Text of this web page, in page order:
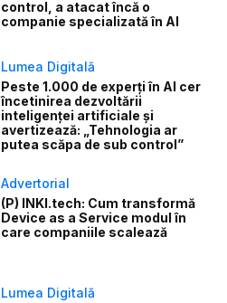
control, a atacat încă o
companie specializată în AI
Lumea Digitală
Peste 1.000 de experți în AI cer
încetinirea dezvoltării
inteligenței artificiale și
avertizează: „Tehnologia ar
putea scăpa de sub control”
Advertorial
(P) INKI.tech: Cum transformă
Device as a Service modul în
care companiile scalează
Lumea Digitală